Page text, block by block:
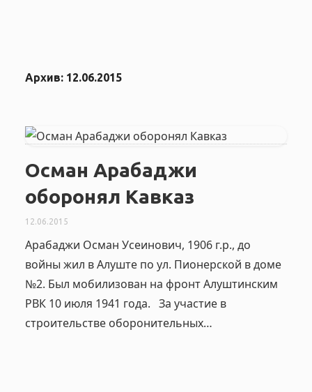
Архив: 12.06.2015
Осман Арабаджи
оборонял Кавказ
12.06.2015
Арабаджи Осман Усеинович, 1906 г.р., до
войны жил в Алуште по ул. Пионерской в доме
№2. Был мобилизован на фронт Алуштинским
РВК 10 июля 1941 года. За участие в
строительстве оборонительных…